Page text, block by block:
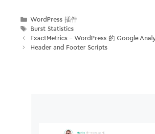
分
类
WordPress 插件
标
签
Burst Statistics
ExactMetrics – WordPress 的 Google
Header and Footer Scripts